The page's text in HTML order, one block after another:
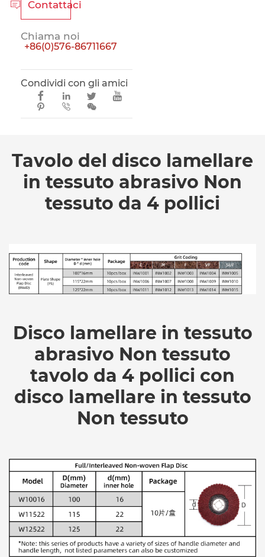
 Contattaci
Chiama noi
+86(0)576-86711667
Condividi con gli amici
  


 
Tavolo del disco lamellare
in tessuto abrasivo Non
tessuto da 4 pollici
Disco lamellare in tessuto
abrasivo Non tessuto
tavolo da 4 pollici con
disco lamellare in tessuto
Non tessuto